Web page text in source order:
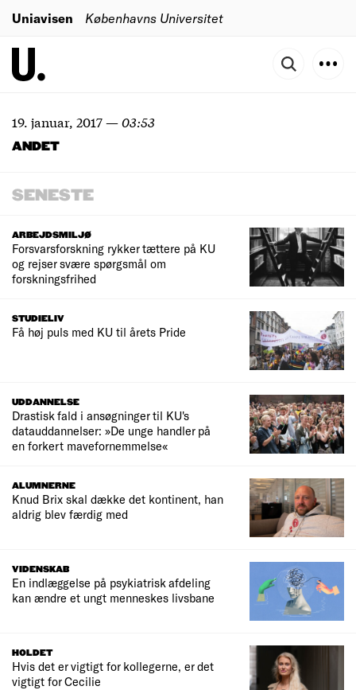
Uniavisen Københavns Universitet
19. januar, 2017—03:53
ANDET
SENESTE
ARBEJDSMILJØ
Forsvarsforskning rykker tættere på KU
og rejser svære spørgsmål om
forskningsfrihed
STUDIELIV
Få høj puls med KU til årets Pride
UDDANNELSE
Drastisk fald i ansøgninger til KU's
datauddannelser: »De unge handler på
en forkert mavefornemmelse«
ALUMNERNE
Knud Brix skal dække det kontinent, han
aldrig blev færdig med
VIDENSKAB
En indlæggelse på psykiatrisk afdeling
kan ændre et ungt menneskes livsbane
HOLDET
Hvis det er vigtigt for kollegerne, er det
vigtigt for Cecilie